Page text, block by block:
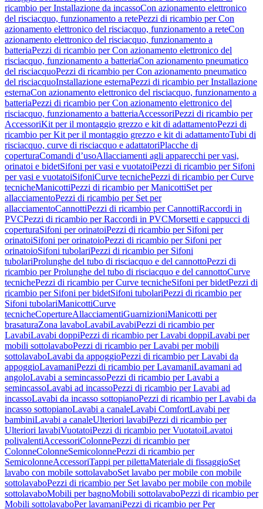
ricambio per Installazione da incassoCon azionamento elettronico
del risciacquo, funzionamento a retePezzi di ricambio per Con
azionamento elettronico del risciacquo, funzionamento a reteCon
azionamento elettronico del risciacquo, funzionamento a
batteriaPezzi di ricambio per Con azionamento elettronico del
risciacquo, funzionamento a batteriaCon azionamento pneumatico
del risciacquoPezzi di ricambio per Con azionamento pneumatico
del risciacquoInstallazione esternaPezzi di ricambio per Installazione
esternaCon azionamento elettronico del risciacquo, funzionamento a
batteriaPezzi di ricambio per Con azionamento elettronico del
risciacquo, funzionamento a batteriaAccessoriPezzi di ricambio per
AccessoriKit per il montaggio grezzo e kit di adattamentoPezzi di
ricambio per Kit per il montaggio grezzo e kit di adattamentoTubi di
risciacquo, curve di risciacquo e adattatoriPlacche di
coperturaComandi d’usoAllacciamenti agli apparecchi per vasi,
orinatoi e bidetSifoni per vasi e vuotatoiPezzi di ricambio per Sifoni
per vasi e vuotatoiSifoniCurve tecnichePezzi di ricambio per Curve
tecnicheManicottiPezzi di ricambio per ManicottiSet per
allacciamentoPezzi di ricambio per Set per
allacciamentoCannottiPezzi di ricambio per CannottiRaccordi in
PVCPezzi di ricambio per Raccordi in PVCMorsetti e cappucci di
coperturaSifoni per orinatoiPezzi di ricambio per Sifoni per
orinatoiSifoni per orinatoioPezzi di ricambio per Sifoni per
orinatoioSifoni tubolariPezzi di ricambio per Sifoni
tubolariProlunghe del tubo di risciacquo e del cannottoPezzi di
ricambio per Prolunghe del tubo di risciacquo e del cannottoCurve
tecnichePezzi di ricambio per Curve tecnicheSifoni per bidetPezzi di
ricambio per Sifoni per bidetSifoni tubolariPezzi di ricambio per
Sifoni tubolariManicottiCurve
tecnicheCopertureAllacciamentiGuarnizioniManicotti per
brasaturaZona lavaboLavabiLavabiPezzi di ricambio per
LavabiLavabi doppiPezzi di ricambio per Lavabi doppiLavabi per
mobili sottolavaboPezzi di ricambio per Lavabi per mobili
sottolavaboLavabi da appoggioPezzi di ricambio per Lavabi da
appoggioLavamaniPezzi di ricambio per LavamaniLavamani ad
angoloLavabi a semincassoPezzi di ricambio per Lavabi a
semincassoLavabi ad incassoPezzi di ricambio per Lavabi ad
incassoLavabi da incasso sottopianoPezzi di ricambio per Lavabi da
incasso sottopianoLavabi a canaleLavabi ComfortLavabi per
bambiniLavabi a canaleUlteriori lavabiPezzi di ricambio per
Ulteriori lavabiVuotatoiPezzi di ricambio per VuotatoiLavatoi
polivalentiAccessoriColonnePezzi di ricambio per
ColonneColonneSemicolonnePezzi di ricambio per
SemicolonneAccessoriTappi per pilettaMateriale di fissaggioSet
lavabo con mobile sottolavaboSet lavabo per mobile con mobile
sottolavaboPezzi di ricambio per Set lavabo per mobile con mobile
sottolavaboMobili per bagnoMobili sottolavaboPezzi di ricambio per
Mobili sottolavaboPer lavamaniPezzi di ricambio per Per